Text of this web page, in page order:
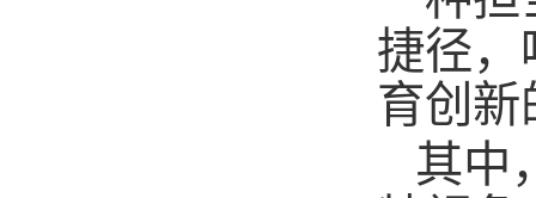
捷径，
育创新
其中